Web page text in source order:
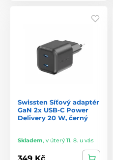
Swissten Síťový adaptér
GaN 2x USB-C Power
Delivery 20 W, černý
Skladem, v úterý 11. 8. u vás